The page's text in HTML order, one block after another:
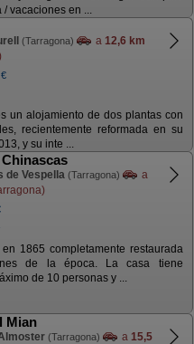
vacaciones en ...
(Tarragona) a 12,6 km
un alojamiento de dos plantas con
recientemente reformada en su
y su inte ...
de Vespella (Tarragona)
a
1865 completamente restaurada
de la época. La casa tiene
de 10 personas y ...
Mian
(Tarragona) a 15,5